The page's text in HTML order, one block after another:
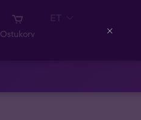
Ostukorv
ET
Close